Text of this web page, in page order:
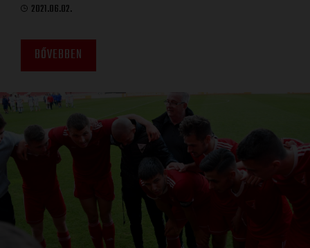
2021.06.02.
BŐVEBBEN